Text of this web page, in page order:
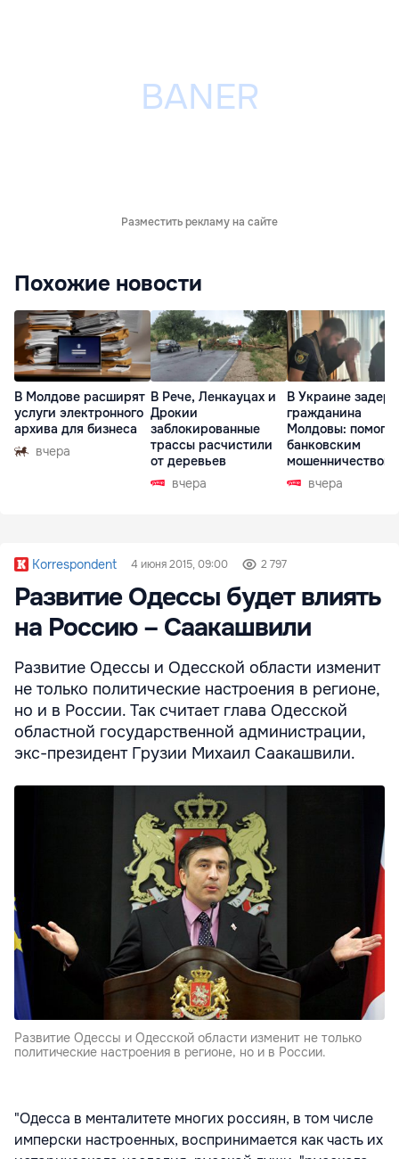
Разместить рекламу на сайте
Похожие новости
В Молдове расширят
услуги электронного
архива для бизнеса
вчера
В Рече, Ленкауцах и
Дрокии
заблокированные
трассы расчистили
от деревьев
вчера
В Украине
гражданина
Молдовы:
банковским
мошенничеством
Чехиивчера
Korrespondent 4 июня 2015, 09:00 2 797
Развитие Одессы будет влиять
на Россию – Саакашвили
Развитие Одессы и Одесской области изменит
не только политические настроения в регионе,
но и в России. Так считает глава Одесской
областной государственной администрации,
экс-президент Грузии Михаил Саакашвили.
Развитие Одессы и Одесской области изменит не только
политические настроения в регионе, но и в России.
"Одесса в менталитете многих россиян, в том числе
имперски настроенных, воспринимается как часть их